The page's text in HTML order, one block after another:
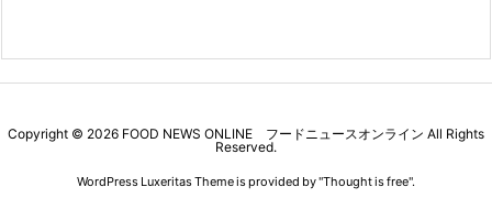
Copyright © 2026 FOOD NEWS ONLINE フードニュースオンライン All Rights
Reserved.
WordPress Luxeritas Theme is provided by "Thought is free".